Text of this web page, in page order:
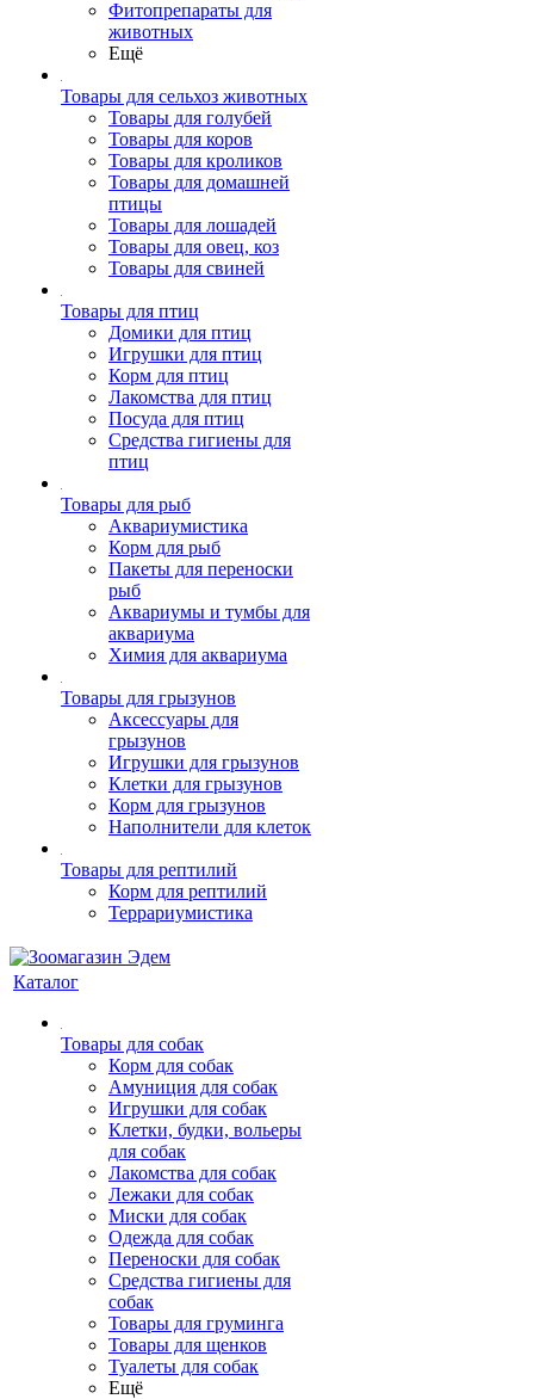
Фитопрепараты для
животных
Ещё
Товары для сельхоз животных
Товары для голубей
Товары для коров
Товары для кроликов
Товары для домашней
птицы
Товары для лошадей
Товары для овец, коз
Товары для свиней
Товары для птиц
Домики для птиц
Игрушки для птиц
Корм для птиц
Лакомства для птиц
Посуда для птиц
Средства гигиены для
птиц
Товары для рыб
Аквариумистика
Корм для рыб
Пакеты для переноски
рыб
Аквариумы и тумбы для
аквариума
Химия для аквариума
Товары для грызунов
Аксессуары для
грызунов
Игрушки для грызунов
Клетки для грызунов
Корм для грызунов
Наполнители для клеток
Товары для рептилий
Корм для рептилий
Террариумистика
Каталог
Товары для собак
Корм для собак
Амуниция для собак
Игрушки для собак
Клетки, будки, вольеры
для собак
Лакомства для собак
Лежаки для собак
Миски для собак
Одежда для собак
Переноски для собак
Средства гигиены для
собак
Товары для груминга
Товары для щенков
Туалеты для собак
Ещё